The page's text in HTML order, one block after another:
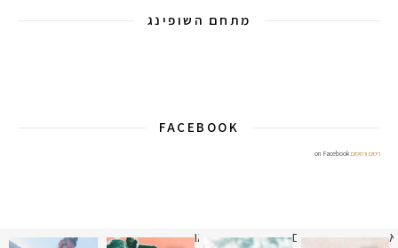
מתחם השופינג
FACEBOOK
ריסים ורסיסים
תמונה כבר חודשיים
איזו אהבתם יותר? הראשונה או